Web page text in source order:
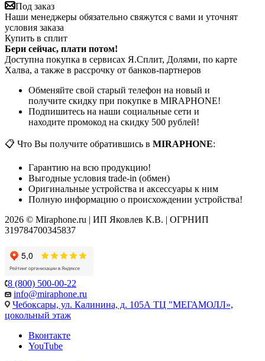
Под заказ
Наши менеджеры обязательно свяжутся с вами и уточнят
условия заказа
Купить в сплит
Бери сейчас, плати потом!
Доступна покупка в сервисах Я.Сплит, Долями, по карте
Халва, а также в рассрочку от банков-партнеров
Обменяйте свой старый телефон на новый и
получите скидку при покупке в MIRAPHONE!
Подпишитесь на наши социальные сети и
находите промокод на скидку 500 рублей!
📋 Что Вы получите обратившись в MIRAPHONE:
Гарантию на всю продукцию!
Выгодные условия trade-in (обмен)
Оригинальные устройства и аксессуары к ним
Полную информацию о происхождении устройства!
2026 © Miraphone.ru | ИП Яковлев К.В. | ОГРНИП
319784700345837
8 (800) 500-00-22
info@miraphone.ru
Чебоксары, ул. Калинина, д. 105А ТЦ "МЕГАМОЛЛ»,
цокольный этаж
Вконтакте
YouTube